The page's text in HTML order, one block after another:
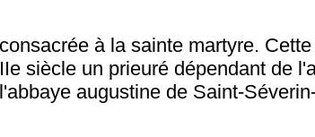
à la sainte martyre.
siècle un prieuré dépendant de
augustine de Saint-